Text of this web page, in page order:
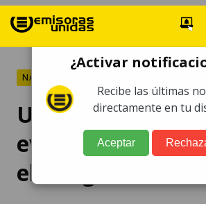
NACIONALES
UNE: Gobierno
evitar la
el Congreso
¿Activar
Recibe las últimas
directamente en tu
Aceptar